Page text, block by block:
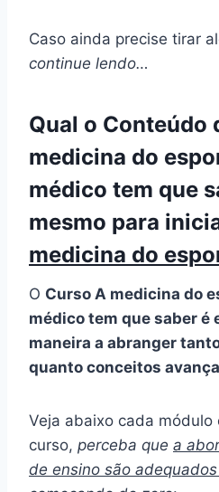
Caso ainda precise tirar
continue lendo…
Qual o Conteúdo
medicina do
médico tem que
mesmo para
medicina do
O Curso A medicina do
médico tem que saber é
maneira a abranger
quanto conceitos
Veja abaixo cada módulo
curso, perceba que a
de ensino são